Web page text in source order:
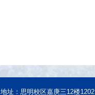
地址：思明校区嘉庚三12楼1202